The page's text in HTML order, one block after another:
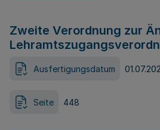
Zweite Verordnung zur
Ausfertigungsdatum
Seite 448